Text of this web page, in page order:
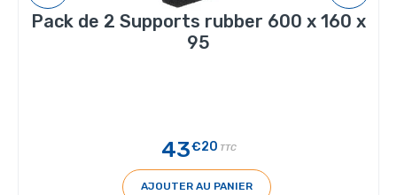
Pack de 2 Supports rubber 600 x 160 x
95
43€20 TTC
AJOUTER AU PANIER